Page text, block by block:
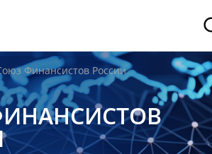
Финансистов России